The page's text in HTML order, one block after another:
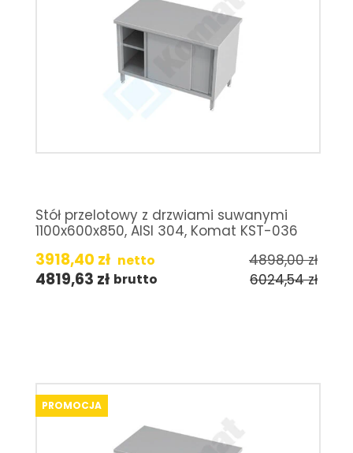
Stół przelotowy z drzwiami suwanymi
1100x600x850, AISI 304, Komat KST-036
3918,40 zł netto 4898,00zł
4819,63 zł brutto 6024,54zł
PROMOCJA